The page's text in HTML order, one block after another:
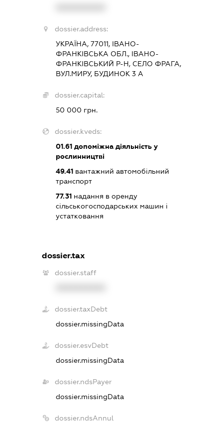
dossier.address:
УКРАЇНА, 77011, ІВАНО-
ФРАНКІВСЬКА ОБЛ., ІВАНО-
ФРАНКІВСЬКИЙ Р-Н, СЕЛО ФРАГА,
ВУЛ.МИРУ, БУДИНОК 3 А
dossier.capital:
50 000 грн.
dossier.kveds:
01.61допоміжна діяльність у
рослинництві
49.41вантажний автомобільний
транспорт
77.31надання в оренду
сільськогосподарських машин і
устатковання
dossier.tax
dossier.staff
dossier.taxDebt
dossier.missingData
dossier.esvDebt
dossier.missingData
dossier.ndsPayer
dossier.missingData
dossier.ndsAnnul